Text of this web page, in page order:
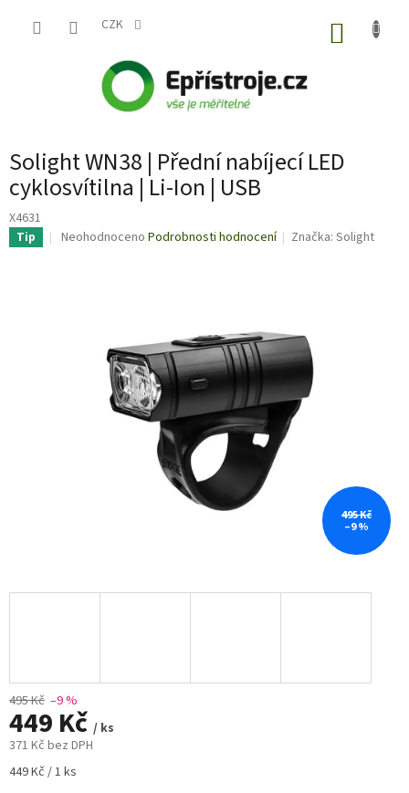
CZK
Solight WN38 | Přední nabíjecí LED
cyklosvítilna | Li-Ion | USB
X4631
Tip
Průměrné
hvězdiček.
Neohodnoceno Podrobnosti hodnocení Značka:Solight
495 Kč
–9 %
495 Kč –9 %
449 Kč / ks
371 Kč bez DPH
Měrná
449 Kč / 1 ks